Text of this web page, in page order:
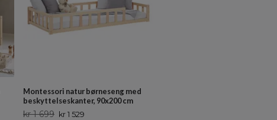
Montessori natur børneseng med
beskyttelseskanter, 90x200 cm
kr 1 699 kr 1 529